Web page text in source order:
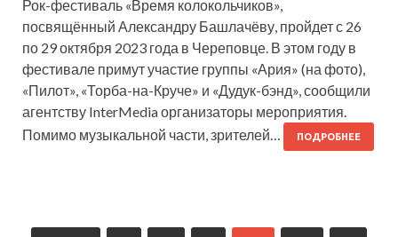
Рок-фестиваль «Время колокольчиков»,
посвящённый Александру Башлачёву, пройдет с 26
по 29 октября 2023 года в Череповце. В этом году в
фестивале примут участие группы «Ария» (на фото),
«Пилот», «Торба-на-Круче» и «Дудук-бэнд», сообщили
агентству InterMedia организаторы мероприятия.
Помимо музыкальной части, зрителей…
ПОДРОБНЕЕ